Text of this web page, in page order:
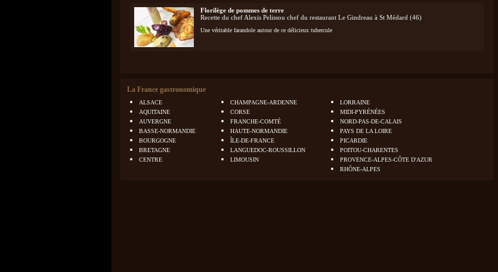
Florilège de pommes de terre
Recette du chef Alexis Pelissou chef du restaurant Le Gindreau à St Médard (46)
Une véritable farandole autour de ce délicieux tubercule
La France gastronomique
ALSACE
AQUITAINE
AUVERGNE
BASSE-NORMANDIE
BOURGOGNE
BRETAGNE
CENTRE
CHAMPAGNE-ARDENNE
CORSE
FRANCHE-COMTÉ
HAUTE-NORMANDIE
ÎLE-DE-FRANCE
LANGUEDOC-ROUSSILLON
LIMOUSIN
LORRAINE
MIDI-PYRÉNÉES
NORD-PAS-DE-CALAIS
PAYS DE LA LOIRE
PICARDIE
POITOU-CHARENTES
PROVENCE-ALPES-CÔTE D'AZUR
RHÔNE-ALPES